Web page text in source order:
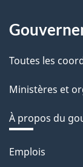
Toutes les
Ministères et
À propos du
Thèmes
Emplois